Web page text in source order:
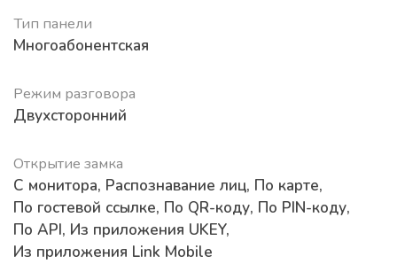
Тип панели
Многоабонентская
Режим разговора
Двухсторонний
Открытие замка
С монитора, Распознавание лиц, По карте,
По гостевой ссылке, По QR-коду, По PIN-коду,
По API, Из приложения UKEY,
Из приложения Link Mobile